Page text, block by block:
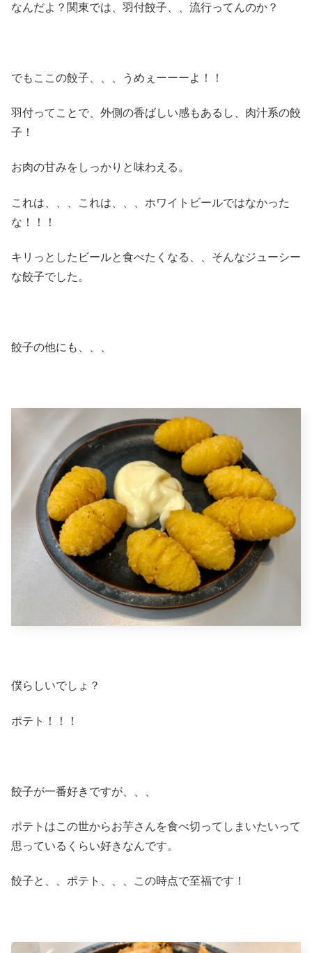
なんだよ？関東では、羽付餃子、、流行ってんのか？
でもここの餃子、、、うめぇーーーよ！！
羽付ってことで、外側の香ばしい感もあるし、肉汁系の餃
子！
お肉の甘みをしっかりと味わえる。
これは、、、これは、、、ホワイトビールではなかった
な！！！
キリっとしたビールと食べたくなる、、そんなジューシー
な餃子でした。
餃子の他にも、、、
僕らしいでしょ？
ポテト！！！
餃子が一番好きですが、、、
ポテトはこの世からお芋さんを食べ切ってしまいたいって
思っているくらい好きなんです。
餃子と、、ポテト、、、この時点で至福です！